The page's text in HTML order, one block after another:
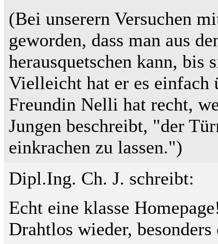
(Bei unserern Versuchen
geworden, dass man aus
herausquetschen kann, bis
Vielleicht hat er es einfach
Freundin Nelli hat recht,
Jungen beschreibt, "der
einkrachen zu lassen.")
Dipl.Ing. Ch. J. schreibt:
Echt eine klasse
Drahtlos wieder,